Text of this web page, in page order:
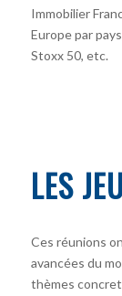
Immobilier
Europe par
Stoxx 50, etc.
LES
Ces réunions
avancées du
thèmes